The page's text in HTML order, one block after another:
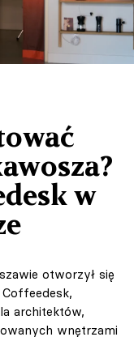
w
otworzył się
architektów,
wnętrzami